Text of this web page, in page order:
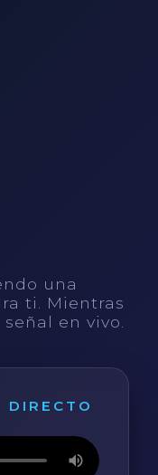
una
ti. Mientras
en vivo.
DIRECTO